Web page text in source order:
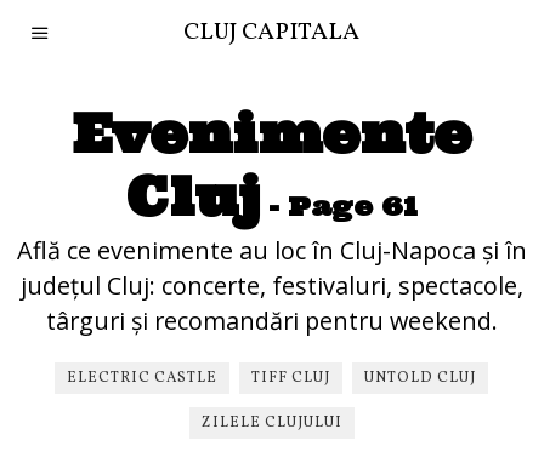
CLUJ CAPITALA
Evenimente
Cluj - Page 61
Află ce evenimente au loc în Cluj-Napoca și în
județul Cluj: concerte, festivaluri, spectacole,
târguri și recomandări pentru weekend.
ELECTRIC CASTLE TIFF CLUJ UNTOLD CLUJ
ZILELE CLUJULUI